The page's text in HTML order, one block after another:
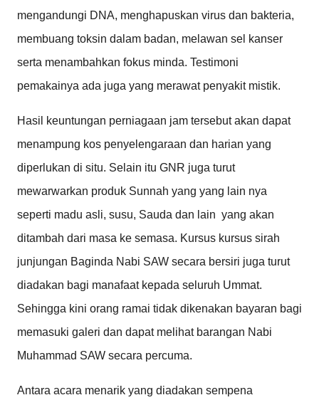
mengandungi DNA, menghapuskan virus dan bakteria,
membuang toksin dalam badan, melawan sel kanser
serta menambahkan fokus minda. Testimoni
pemakainya ada juga yang merawat penyakit mistik.
Hasil keuntungan perniagaan jam tersebut akan dapat
menampung kos penyelengaraan dan harian yang
diperlukan di situ. Selain itu GNR juga turut
mewarwarkan produk Sunnah yang yang lain nya
seperti madu asli, susu, Sauda dan lain yang akan
ditambah dari masa ke semasa. Kursus kursus sirah
junjungan Baginda Nabi SAW secara bersiri juga turut
diadakan bagi manafaat kepada seluruh Ummat.
Sehingga kini orang ramai tidak dikenakan bayaran bagi
memasuki galeri dan dapat melihat barangan Nabi
Muhammad SAW secara percuma.
Antara acara menarik yang diadakan sempena